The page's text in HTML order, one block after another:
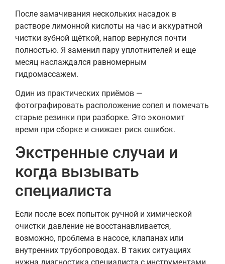
После замачивания нескольких насадок в
растворе лимонной кислоты на час и аккуратной
чистки зубной щёткой, напор вернулся почти
полностью. Я заменил пару уплотнителей и еще
месяц наслаждался равномерным
гидромассажем.
Один из практических приёмов —
фотографировать расположение сопел и помечать
старые резинки при разборке. Это экономит
время при сборке и снижает риск ошибок.
Экстренные случаи и
когда вызывать
специалиста
Если после всех попыток ручной и химической
очистки давление не восстанавливается,
возможно, проблема в насосе, клапанах или
внутренних трубопроводах. В таких ситуациях